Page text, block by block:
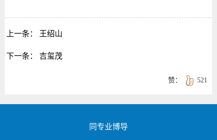
上一条： 王绍山
下一条： 吉玺茂
521
赞：
同专业博导